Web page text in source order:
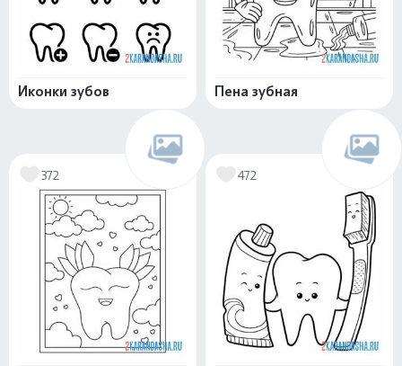
Иконки зубов Пена зубная
372 472